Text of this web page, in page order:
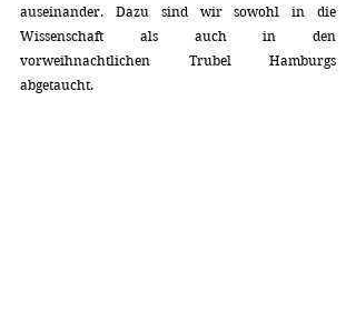
auseinander. Dazu sind wir sowohl in die
Wissenschaft als auch in den
vorweihnachtlichen Trubel Hamburgs
abgetaucht.